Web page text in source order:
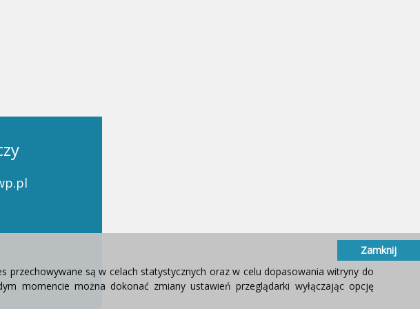
są w celach statystycznych oraz w celu dopasowania witryny do
momencie można dokonać zmiany ustawień przeglądarki wyłączając opcję
Zamknij